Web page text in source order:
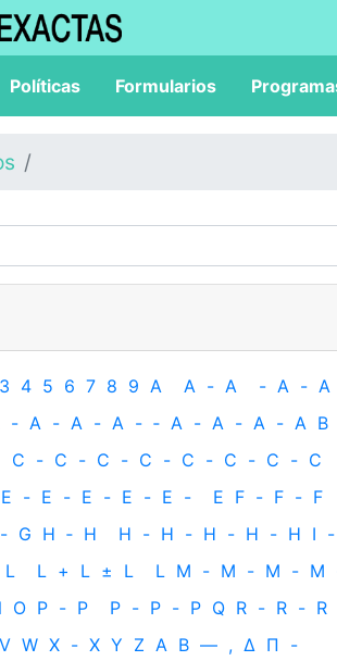
Políticas Formularios
3 4 5 6 7 8 9 A A - A - A - A
- A - A - A - ‐ A - A - A - A B
C - C - C - C - C - C - C - C
E - E - E - E - E - E F - F - F
- G H ‐ H H - H - H - H - H I -
L L + L ± L L M - M - M - M
O P - P P - P - P Q R - R - R
V W X - X Y Z Α Β — , Δ Π -